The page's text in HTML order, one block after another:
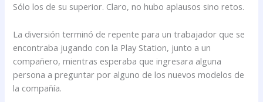
Sólo los de su superior. Claro, no hubo aplausos sino retos.
La diversión terminó de repente para un trabajador que se
encontraba jugando con la Play Station, junto a un
compañero, mientras esperaba que ingresara alguna
persona a preguntar por alguno de los nuevos modelos de
la compañía.